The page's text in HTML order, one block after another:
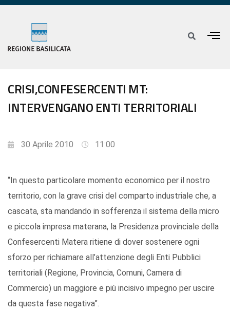
CRISI,CONFESERCENTI MT:
INTERVENGANO ENTI TERRITORIALI
30 Aprile 2010 11:00
“In questo particolare momento economico per il nostro
territorio, con la grave crisi del comparto industriale che, a
cascata, sta mandando in sofferenza il sistema della micro
e piccola impresa materana, la Presidenza provinciale della
Confesercenti Matera ritiene di dover sostenere ogni
sforzo per richiamare all’attenzione degli Enti Pubblici
territoriali (Regione, Provincia, Comuni, Camera di
Commercio) un maggiore e più incisivo impegno per uscire
da questa fase negativa”.